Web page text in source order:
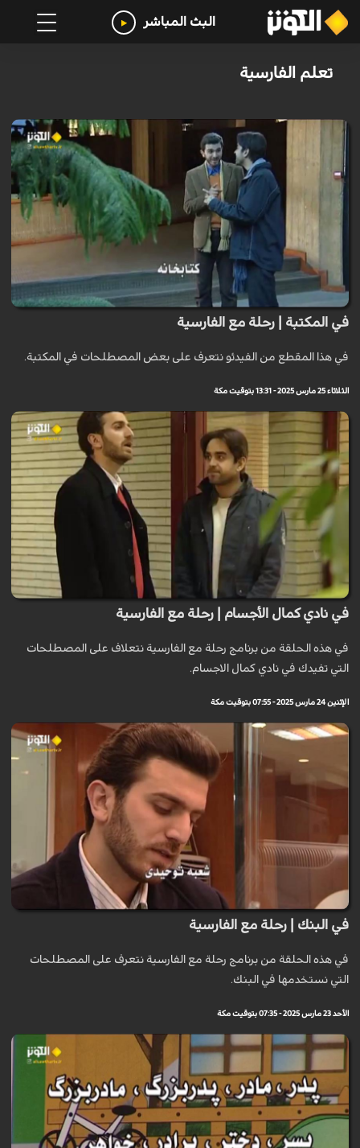
البث المباشر
تعلم الفارسية
في المكتبة | رحلة مع الفارسية
في هذا المقطع من الفيدئو نتعرف على بعض المصطلحات في المكتبة.
الثلاثاء 25 مارس 2025 - 13:31 بتوقيت مكة
في نادي كمال الأجسام | رحلة مع الفارسية
في هذه الحلقة من برنامج رحلة مع الفارسية نتعلاف على المصطلحات
التي تفيدك في نادي كمال الاجسام.
الإثنين 24 مارس 2025 - 07:55 بتوقيت مكة
في البنك | رحلة مع الفارسية
في هذه الحلقة من برنامج رحلة مع الفارسية نتعرف على المصطلحات
التي نستخدمها في البنك.
الأحد 23 مارس 2025 - 07:35 بتوقيت مكة